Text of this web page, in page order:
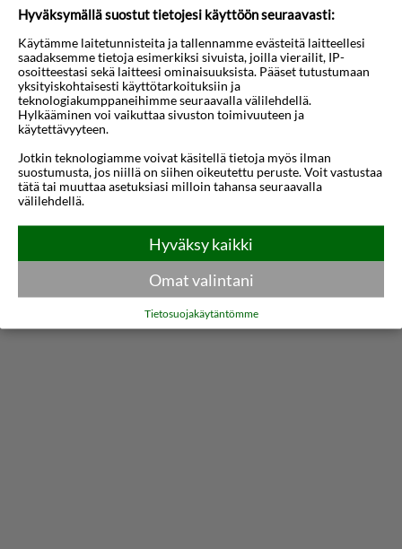
päärautatieasemalta ja lyhyen kävelymatkan
päässä Vanhasta kaupungista. Tämä moderni
hotelli tarjoaa mukautuvan tukikohdan Rigan
historiallisten kohteiden, vilkkaiden markkinoiden
ja kulttuurielämysten tutkimiseen. Olipa kyseessä
helposta pääsystä ostos-, ruokailu- ja
viihdevaihtoehtoihin lähellä.
Hotelli tarjoaa kirkkaita, nykyaikaisia huoneita,
jotka on suunniteltu rentoutumiseen ja
mukavuuteen. Jokaisessa huoneessa on mukava
sänky, taulutelevisio, työpöytä ja oma kylpyhuone
Kartta
Hyväksymällä suostut tietojesi käyttöön seuraavasti:
Käytämme laitetunnisteita ja tallennamme evästeitä laitteellesi
saadaksemme tietoja esimerkiksi sivuista, joilla vierailit, IP-
osoitteestasi sekä laitteesi ominaisuuksista. Pääset tutustumaan
yksityiskohtaisesti käyttötarkoituksiin ja
teknologiakumppaneihimme seuraavalla välilehdellä.
Hylkääminen voi vaikuttaa sivuston toimivuuteen ja
käytettävyyteen.
Jotkin teknologiamme voivat käsitellä tietoja myös ilman
suostumusta, jos niillä on siihen oikeutettu peruste. Voit vastustaa
tätä tai muuttaa asetuksiasi milloin tahansa seuraavalla
välilehdellä.
Hyväksy kaikki
Omat valintani
Tietosuojakäytäntömme